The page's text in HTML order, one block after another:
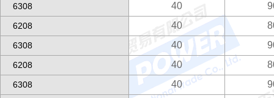
6308 40
6208 40
6308 40
6208 40
6308 40